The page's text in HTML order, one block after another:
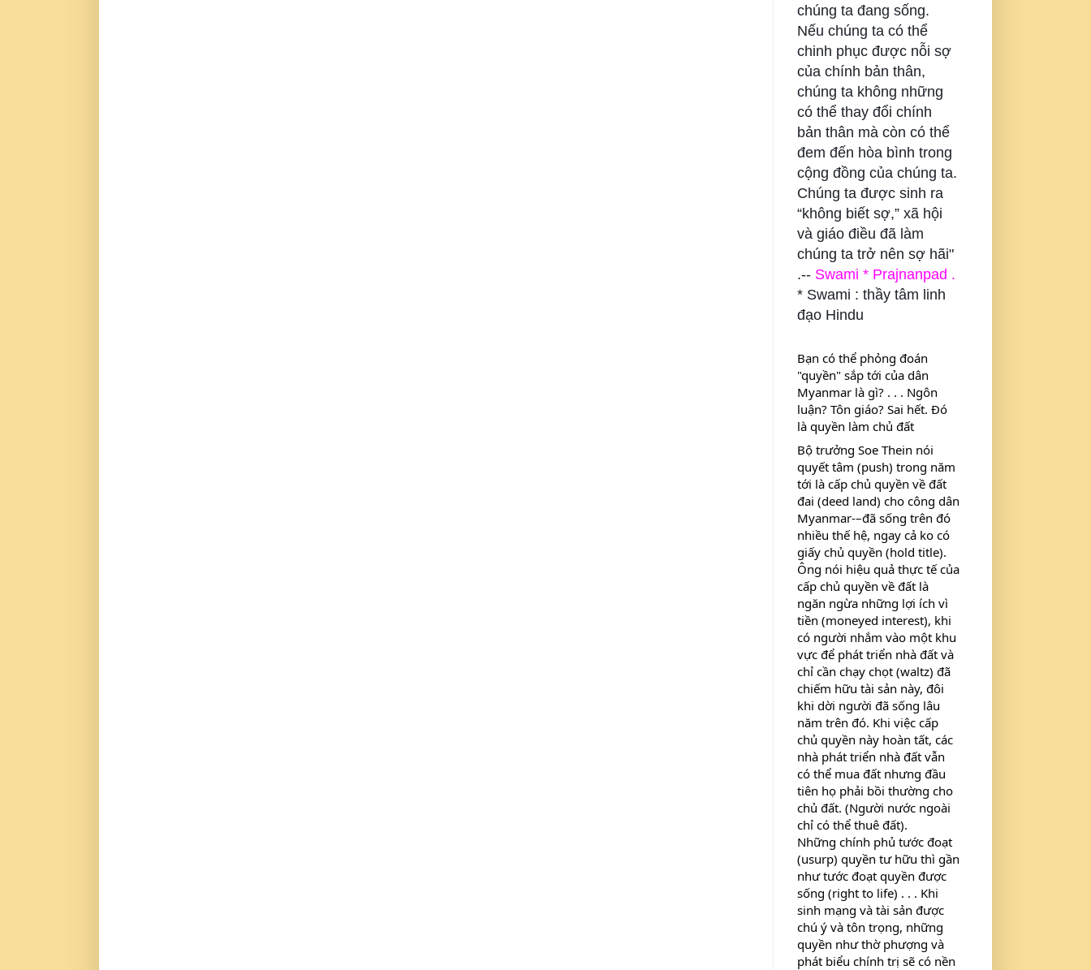
chúng ta đang sống.
Nếu chúng ta có thể
chinh phục được nỗi sợ
của chính bản thân,
chúng ta không những
có thể thay đổi chính
bản thân mà còn có thể
đem đến hòa bình trong
cộng đồng của chúng ta.
Chúng ta được sinh ra
“không biết sợ,” xã hội
và giáo điều đã làm
chúng ta trở nên sợ hãi"
.-- Swami * Prajnanpad .
* Swami : thầy tâm linh
đạo Hindu
Bạn có thể phỏng đoán
"quyền" sắp tới của dân
Myanmar là gì? . . . Ngôn
luận? Tôn giáo? Sai hết. Đó
là quyền làm chủ đất
Bộ trưởng Soe Thein nói
quyết tâm (push) trong năm
tới là cấp chủ quyền về đất
đai (deed land) cho công dân
Myanmar-–đã sống trên đó
nhiều thế hệ, ngay cả ko có
giấy chủ quyền (hold title).
Ông nói hiệu quả thực tế của
cấp chủ quyền về đất là
ngăn ngừa những lợi ích vì
tiền (moneyed interest), khi
có người nhắm vào một khu
vực để phát triển nhà đất và
chỉ cần chạy chọt (waltz) đã
chiếm hữu tài sản này, đôi
khi dời người đã sống lâu
năm trên đó. Khi việc cấp
chủ quyền này hoàn tất, các
nhà phát triển nhà đất vẫn
có thể mua đất nhưng đầu
tiên họ phải bồi thường cho
chủ đất. (Người nước ngoài
chỉ có thể thuê đất).
Những chính phủ tước đoạt
(usurp) quyền tư hữu thì gần
như tước đoạt quyền được
sống (right to life) . . . Khi
sinh mạng và tài sản được
chú ý và tôn trọng, những
quyền như thờ phượng và
phát biểu chính trị sẽ có nền